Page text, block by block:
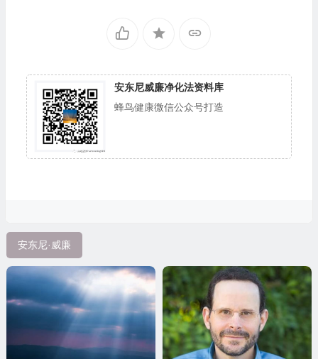
安东尼威廉净化法资料库
蜂鸟健康微信公众号打造
安东尼·威廉